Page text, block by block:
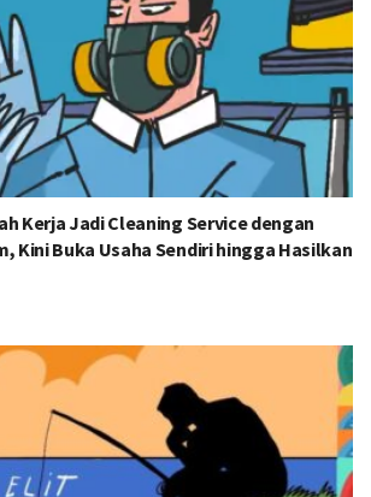
Kerja Jadi Cleaning Service dengan
Kini Buka Usaha Sendiri hingga Hasilkan